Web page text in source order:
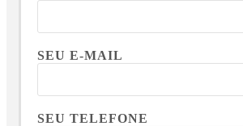
SEU E-MAIL
SEU TELEFONE